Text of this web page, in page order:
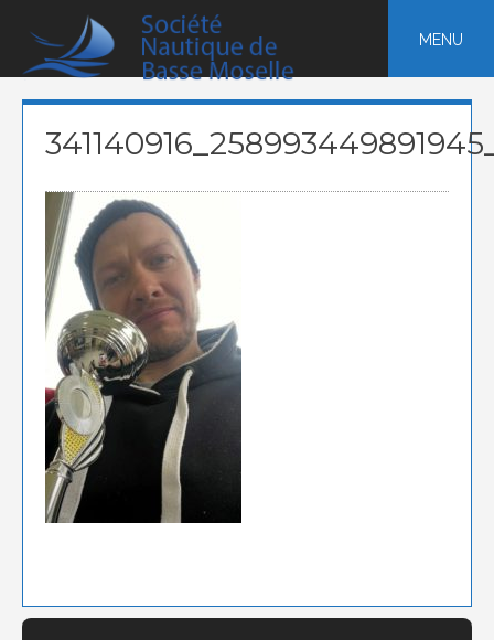
content
MENU